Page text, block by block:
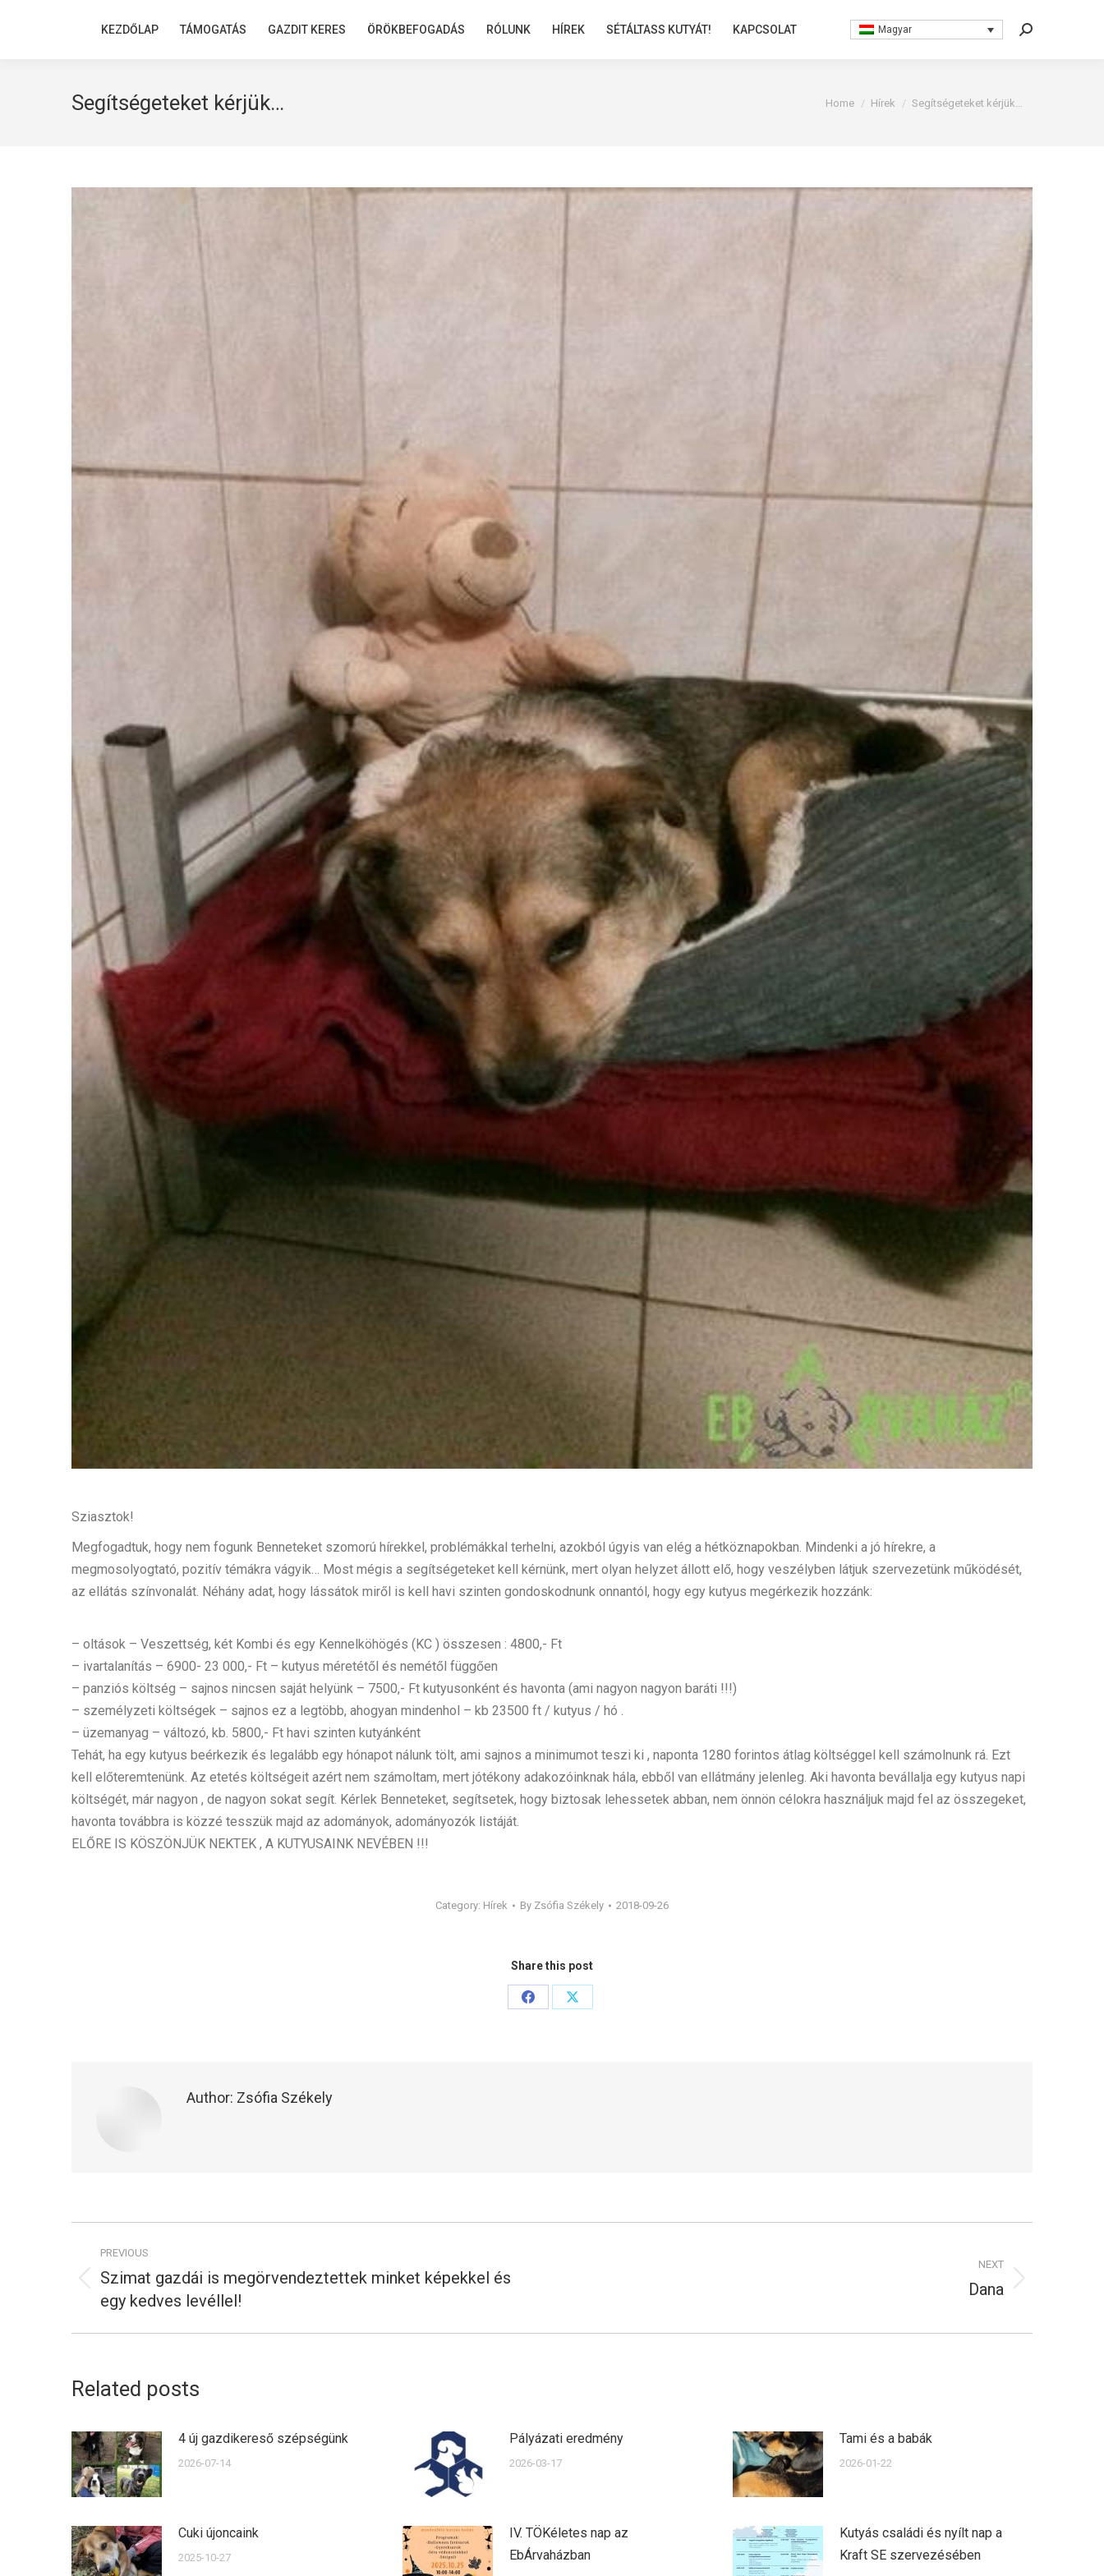
KEZDŐLAP TÁMOGATÁS GAZDIT KERES ÖRÖKBEFOGADÁS RÓLUNK HÍREK SÉTÁLTASS KUTYÁT! KAPCSOLAT Magyar Search:
Segítségeteket kérjük… You are here:
Home Hírek Segítségeteket kérjük…
Sziasztok!
Megfogadtuk, hogy nem fogunk Benneteket szomorú hírekkel, problémákkal terhelni, azokból úgyis van elég a hétköznapokban. Mindenki a jó hírekre, a
megmosolyogtató, pozitív témákra vágyik… Most mégis a segítségeteket kell kérnünk, mert olyan helyzet állott elő, hogy veszélyben látjuk szervezetünk működését,
az ellátás színvonalát. Néhány adat, hogy lássátok miről is kell havi szinten gondoskodnunk onnantól, hogy egy kutyus megérkezik hozzánk:
– oltások – Veszettség, két Kombi és egy Kennelköhögés (KC ) összesen : 4800,- Ft
– ivartalanítás – 6900- 23 000,- Ft – kutyus méretétől és nemétől függően
– panziós költség – sajnos nincsen saját helyünk – 7500,- Ft kutyusonként és havonta (ami nagyon nagyon baráti !!!)
– személyzeti költségek – sajnos ez a legtöbb, ahogyan mindenhol – kb 23500 ft / kutyus / hó .
– üzemanyag – változó, kb. 5800,- Ft havi szinten kutyánként
Tehát, ha egy kutyus beérkezik és legalább egy hónapot nálunk tölt, ami sajnos a minimumot teszi ki , naponta 1280 forintos átlag költséggel kell számolnunk rá. Ezt
kell előteremtenünk. Az etetés költségeit azért nem számoltam, mert jótékony adakozóinknak hála, ebből van ellátmány jelenleg. Aki havonta bevállalja egy kutyus napi
költségét, már nagyon , de nagyon sokat segít. Kérlek Benneteket, segítsetek, hogy biztosak lehessetek abban, nem önnön célokra használjuk majd fel az összegeket,
havonta továbbra is közzé tesszük majd az adományok, adományozók listáját.
ELŐRE IS KÖSZÖNJÜK NEKTEK , A KUTYUSAINK NEVÉBEN !!!
Category: Hírek By Zsófia Székely 2018-09-26
Share this post
Share
Share
Author: Zsófia Székely
navigation
PREVIOUS
Previous
post:
Szimat gazdái is megörvendeztettek minket képekkel és
egy kedves levéllel!
NEXT
Dana
Related posts
4 új gazdikereső szépségünk
2026-07-14
Pályázati eredmény
2026-03-17
Tami és a babák
2026-01-22
Cuki újoncaink
2025-10-27
IV. TÖKéletes nap az
EbÁrvaházban
Kutyás családi és nyílt nap a
Kraft SE szervezésében
KEZDŐLAP TÁMOGATÁS GAZDIT KERES ÖRÖKBEFOGADÁS RÓLUNK HÍREK SÉTÁLTASS KUTYÁT! KAPCSOLAT Magyar Search: